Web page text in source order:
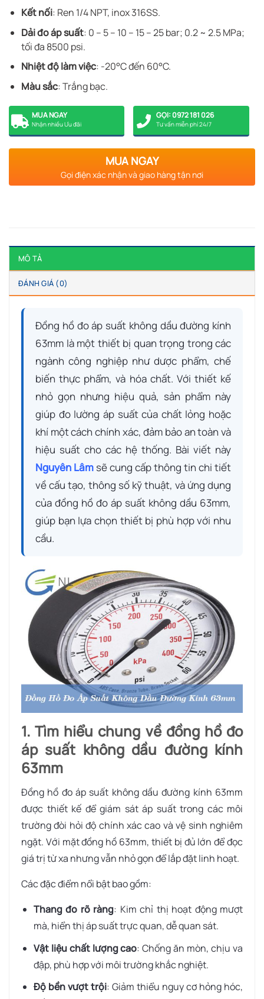
Kết nối: Ren 1/4 NPT, inox 316SS.
Dải đo áp suất: 0 – 5 – 10 – 15 – 25 bar; 0.2 ~ 2.5 MPa;
tối đa 8500 psi.
Nhiệt độ làm việc: -20°C đến 60°C.
Màu sắc: Trắng bạc.
MUA NGAY
Nhận nhiều Ưu đãi
GỌI: 0972 181 026
Tư vấn miễn phí 24/7
MUA NGAY
Gọi điện xác nhận và giao hàng tận nơi
MÔ TẢ
ĐÁNH GIÁ (0)
Đồng hồ đo áp suất không dầu đường kính
63mm là một thiết bị quan trọng trong các
ngành công nghiệp như dược phẩm, chế
biến thực phẩm, và hóa chất. Với thiết kế
nhỏ gọn nhưng hiệu quả, sản phẩm này
giúp đo lường áp suất của chất lỏng hoặc
khí một cách chính xác, đảm bảo an toàn và
hiệu suất cho các hệ thống. Bài viết này
Nguyên Lâm sẽ cung cấp thông tin chi tiết
về cấu tạo, thông số kỹ thuật, và ứng dụng
của đồng hồ đo áp suất không dầu 63mm,
giúp bạn lựa chọn thiết bị phù hợp với nhu
cầu.
1. Tìm hiểu chung về đồng hồ đo
áp suất không dầu đường kính
63mm
Đồng hồ đo áp suất không dầu đường kính 63mm
được thiết kế để giám sát áp suất trong các môi
trường đòi hỏi độ chính xác cao và vệ sinh nghiêm
ngặt. Với mặt đồng hồ 63mm, thiết bị đủ lớn để đọc
giá trị từ xa nhưng vẫn nhỏ gọn để lắp đặt linh hoạt.
Các đặc điểm nổi bật bao gồm:
Thang đo rõ ràng: Kim chỉ thị hoạt động mượt
mà, hiển thị áp suất trực quan, dễ quan sát.
Vật liệu chất lượng cao: Chống ăn mòn, chịu va
đập, phù hợp với môi trường khắc nghiệt.
Độ bền vượt trội: Giảm thiểu nguy cơ hỏng hóc,